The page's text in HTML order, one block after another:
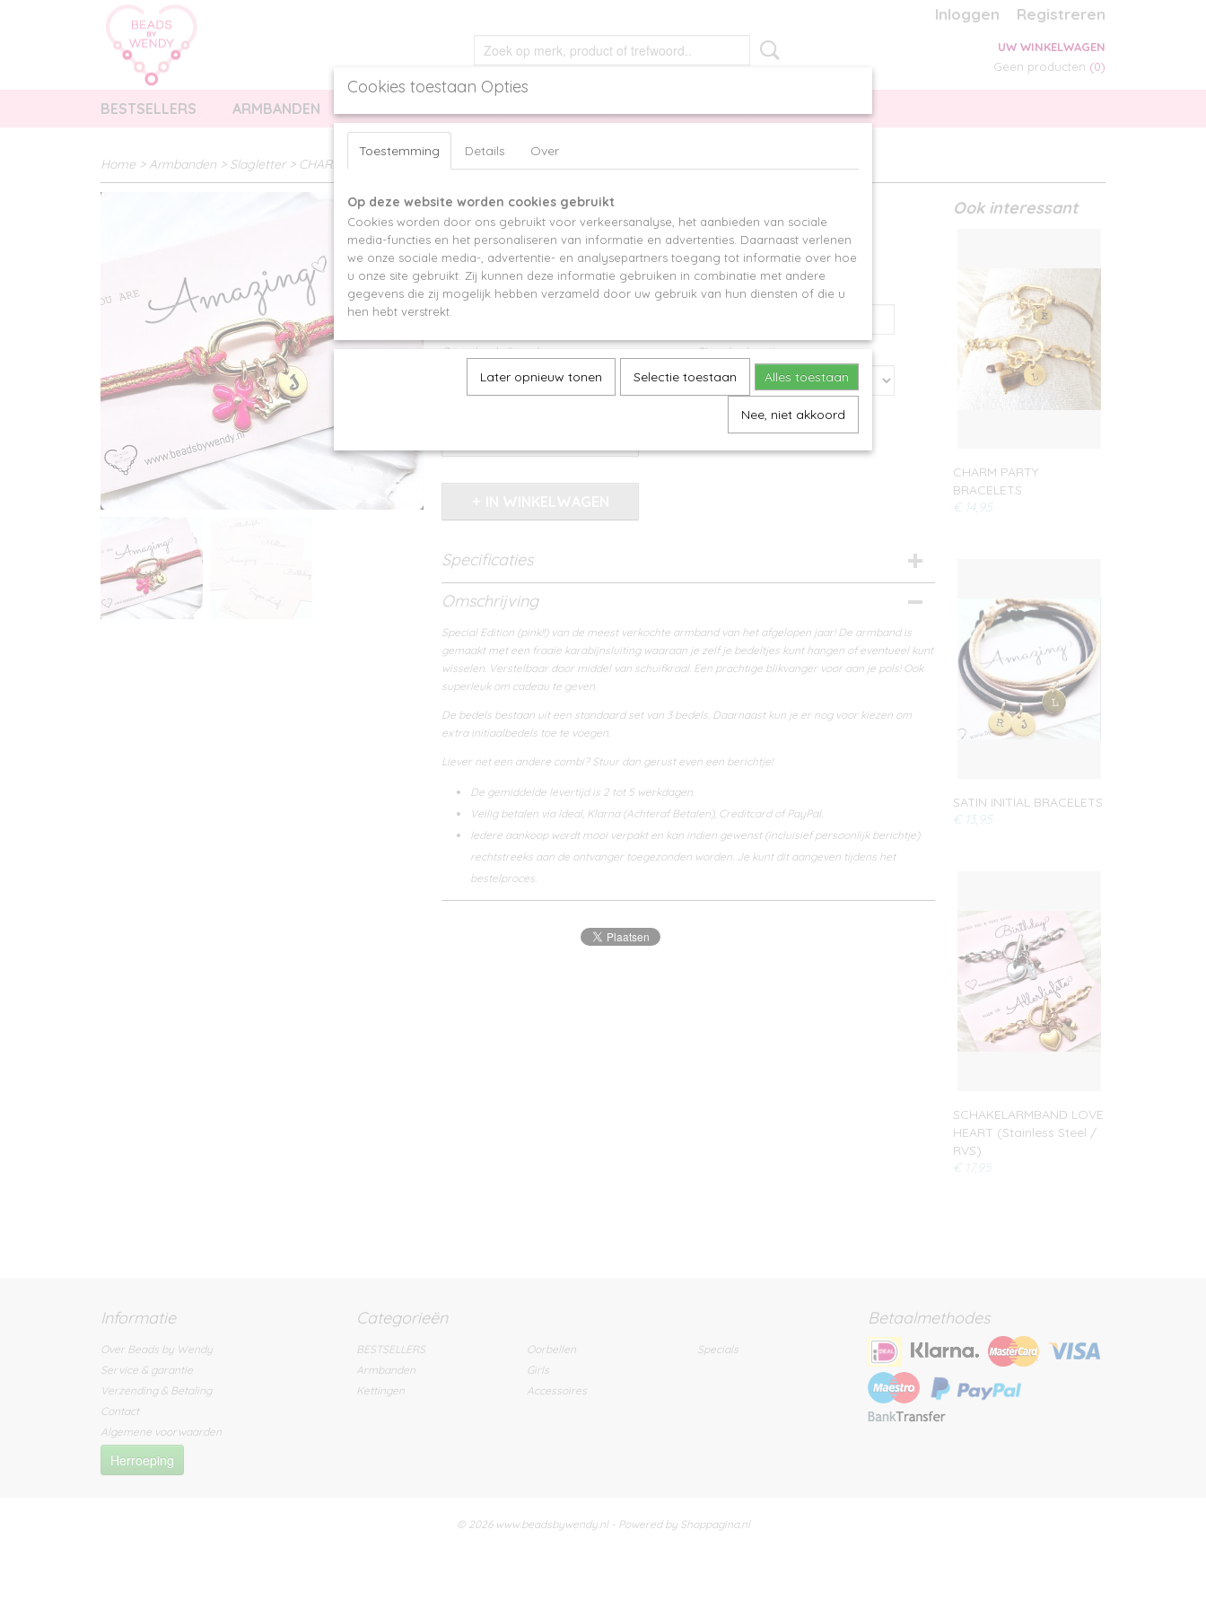
Inloggen Registreren
UW WINKELWAGEN
Geen producten (0)
BESTSELLERS ARMBANDEN
Home > Armbanden > Slagletter> CHARM PARTY BRACELET - PINK EDITION
CHARM PARTY BRACELET - PINK EDITION
€ 16,95
Aantal initiaalbedels Gewenste initiaal/initialen
Omtrek pols (in cm) Sieraden kaartje
Specificaties
Omschrijving
Special Edition (pink!!) van de meest verkochte armband van het afgelopen jaar! De armband is
gemaakt met een fraaie karabijnsluiting waaraan je zelf je bedeltjes kunt hangen of eventueel kunt
wisselen. Verstelbaar door middel van schuifkraal. Een prachtige blikvanger voor aan je pols! Ook
superleuk om cadeau te geven.
De bedels bestaan uit een standaard set van 3 bedels. Daarnaast kun je er nog voor kiezen om
extra initiaalbedels toe te voegen.
Liever net een andere combi? Stuur dan gerust even een berichtje!
De gemiddelde levertijd is 2 tot 5 werkdagen.
Veilig betalen via Ideal, Klarna (Achteraf Betalen), Creditcard of PayPal.
Iedere aankoop wordt mooi verpakt en kan indien gewenst (incluisief persoonlijk berichtje)
rechtstreeks aan de ontvanger toegezonden worden. Je kunt dit aangeven tijdens het
bestelproces.
Ook interessant
CHARM PARTY
BRACELETS
€ 14,95
SATIN INITIAL BRACELETS
€ 13,95
SCHAKELARMBAND LOVE
HEART (Stainless Steel /
RVS)
€ 17,95
Informatie
Over Beads by Wendy
Service & garantie
Verzending & Betaling
Contact
Algemene voorwaarden
Herroeping
Categorieën
BESTSELLERS
Armbanden
Kettingen
Oorbellen
Girls
Accessoires
Specials
Betaalmethodes
© 2026 www.beadsbywendy.nl - Powered by Shoppagina.nl
Cookies toestaan Opties
Toestemming Details Over
Op deze website worden cookies gebruikt
Cookies worden door ons gebruikt voor verkeersanalyse, het aanbieden van sociale
media-functies en het personaliseren van informatie en advertenties. Daarnaast verlenen
we onze sociale media-, advertentie- en analysepartners toegang tot informatie over hoe
u onze site gebruikt. Zij kunnen deze informatie gebruiken in combinatie met andere
gegevens die zij mogelijk hebben verzameld door uw gebruik van hun diensten of die u
hen hebt verstrekt.
Later opnieuw tonen Selectie toestaan Alles toestaan
Nee, niet akkoord